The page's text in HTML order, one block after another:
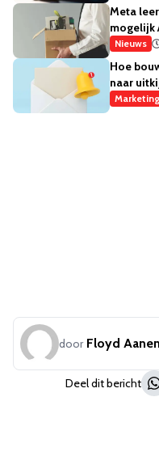
Meta
mogelijk
Nieuws
Hoe
naar
Marketing
door Floyd Aanen
Deel dit bericht